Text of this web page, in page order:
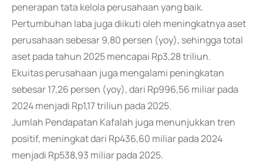
penerapan tata kelola perusahaan yang baik.
Pertumbuhan laba juga diikuti oleh meningkatnya aset
perusahaan sebesar 9,80 persen (yoy), sehingga total
aset pada tahun 2025 mencapai Rp3,28 triliun.
Ekuitas perusahaan juga mengalami peningkatan
sebesar 17,26 persen (yoy), dari Rp996,56 miliar pada
2024 menjadi Rp1,17 triliun pada 2025.
Jumlah Pendapatan Kafalah juga menunjukkan tren
positif, meningkat dari Rp436,60 miliar pada 2024
menjadi Rp538,93 miliar pada 2025.